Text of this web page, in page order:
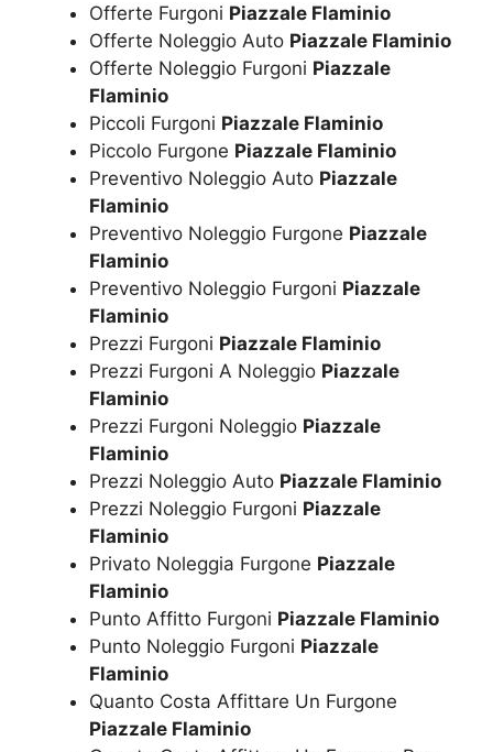
Offerte Furgoni Piazzale Flaminio
Offerte Noleggio Auto Piazzale Flaminio
Offerte Noleggio Furgoni Piazzale
Flaminio
Piccoli Furgoni Piazzale Flaminio
Piccolo Furgone Piazzale Flaminio
Preventivo Noleggio Auto Piazzale
Flaminio
Preventivo Noleggio Furgone Piazzale
Flaminio
Preventivo Noleggio Furgoni Piazzale
Flaminio
Prezzi Furgoni Piazzale Flaminio
Prezzi Furgoni A Noleggio Piazzale
Flaminio
Prezzi Furgoni Noleggio Piazzale
Flaminio
Prezzi Noleggio Auto Piazzale Flaminio
Prezzi Noleggio Furgoni Piazzale
Flaminio
Privato Noleggia Furgone Piazzale
Flaminio
Punto Affitto Furgoni Piazzale Flaminio
Punto Noleggio Furgoni Piazzale
Flaminio
Quanto Costa Affittare Un Furgone
Piazzale Flaminio